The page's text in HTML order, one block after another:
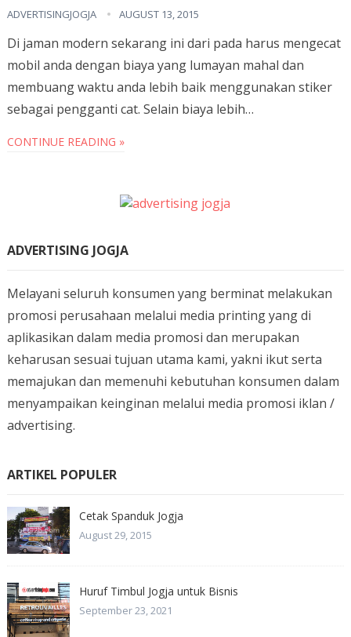
ADVERTISINGJOGJA AUGUST 13, 2015
Di jaman modern sekarang ini dari pada harus mengecat
mobil anda dengan biaya yang lumayan mahal dan
membuang waktu anda lebih baik menggunakan stiker
sebagai pengganti cat. Selain biaya lebih…
CONTINUE READING »
ADVERTISING JOGJA
Melayani seluruh konsumen yang berminat melakukan
promosi perusahaan melalui media printing yang di
aplikasikan dalam media promosi dan merupakan
keharusan sesuai tujuan utama kami, yakni ikut serta
memajukan dan memenuhi kebutuhan konsumen dalam
menyampaikan keinginan melalui media promosi iklan /
advertising.
ARTIKEL POPULER
Cetak Spanduk Jogja
August 29, 2015
Huruf Timbul Jogja untuk Bisnis
September 23, 2021